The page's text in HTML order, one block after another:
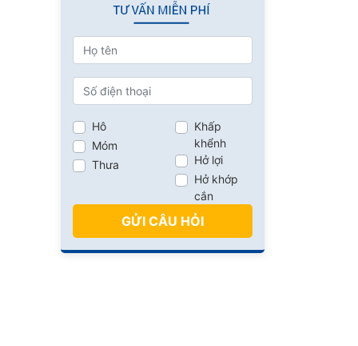
Hô
Móm
Thưa
Khấp
khểnh
Hở lợi
Hở khớp
cắn
GỬI CÂU HỎI